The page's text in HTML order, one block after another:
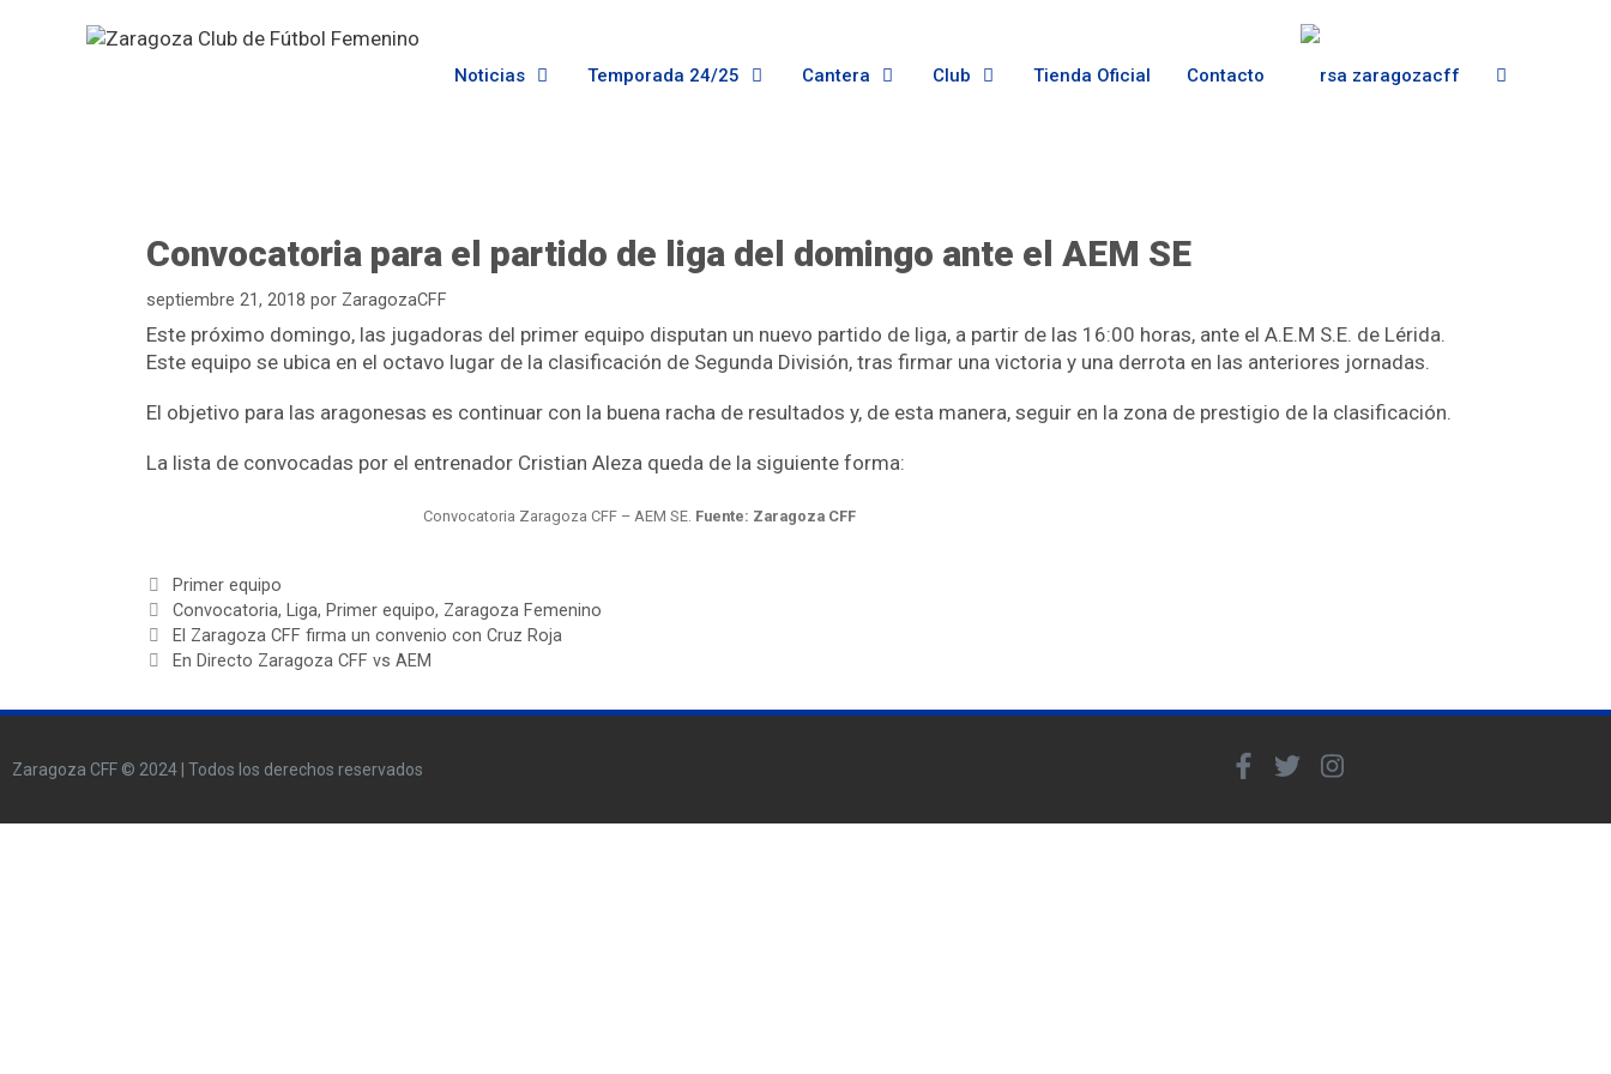
Noticias Temporada 24/25 Cantera Club Tienda Oficial Contacto
Convocatoria para el partido de liga del domingo ante el AEM SE
septiembre 21, 2018 por ZaragozaCFF
Este próximo domingo, las jugadoras del primer equipo disputan un nuevo partido de liga, a partir de las 16:00 horas, ante el A.E.M S.E. de Lérida.
Este equipo se ubica en el octavo lugar de la clasificación de Segunda División, tras firmar una victoria y una derrota en las anteriores jornadas.
El objetivo para las aragonesas es continuar con la buena racha de resultados y, de esta manera, seguir en la zona de prestigio de la clasificación.
La lista de convocadas por el entrenador Cristian Aleza queda de la siguiente forma:
Convocatoria Zaragoza CFF – AEM SE. Fuente: Zaragoza CFF
Primer equipo
Convocatoria, Liga, Primer equipo, Zaragoza Femenino
El Zaragoza CFF firma un convenio con Cruz Roja
En Directo Zaragoza CFF vs AEM
Zaragoza CFF © 2024 | Todos los derechos reservados